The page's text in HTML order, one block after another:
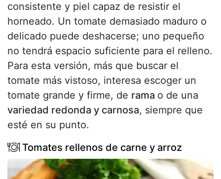
consistente y piel capaz de resistir el
horneado. Un tomate demasiado maduro o
delicado puede deshacerse; uno pequeño
no tendrá espacio suficiente para el relleno.
Para esta versión, más que buscar el
tomate más vistoso, interesa escoger un
tomate grande y firme, de rama o de una
variedad redonda y carnosa, siempre que
esté en su punto.
Tomates rellenos de carne y arroz